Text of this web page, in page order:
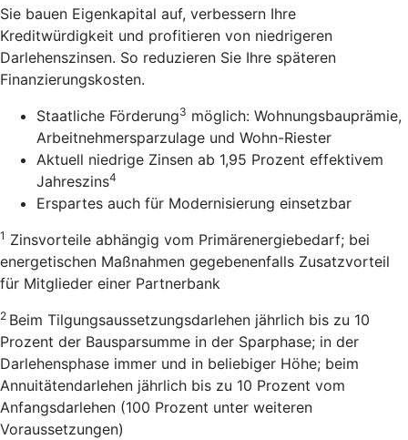
Sie bauen Eigenkapital auf, verbessern Ihre
Kreditwürdigkeit und profitieren von niedrigeren
Darlehenszinsen. So reduzieren Sie Ihre späteren
Finanzierungskosten.
Staatliche Förderung3 möglich: Wohnungsbauprämie,
Arbeitnehmersparzulage und Wohn-Riester
Aktuell niedrige Zinsen ab 1,95 Prozent effektivem
Jahreszins4
Erspartes auch für Modernisierung einsetzbar
1 Zinsvorteile abhängig vom Primärenergiebedarf; bei
energetischen Maßnahmen gegebenenfalls Zusatzvorteil
für Mitglieder einer Partnerbank
2 Beim Tilgungsaussetzungsdarlehen jährlich bis zu 10
Prozent der Bausparsumme in der Sparphase; in der
Darlehensphase immer und in beliebiger Höhe; beim
Annuitätendarlehen jährlich bis zu 10 Prozent vom
Anfangsdarlehen (100 Prozent unter weiteren
Voraussetzungen)